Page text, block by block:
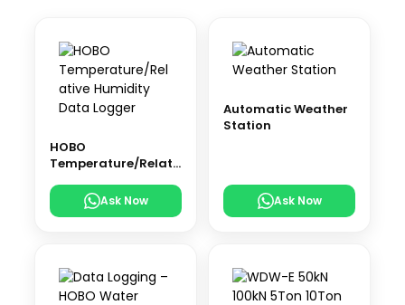
HOBO
Temperature/Relati
Logger Ask Now
Automatic Weather
Station
Ask Now